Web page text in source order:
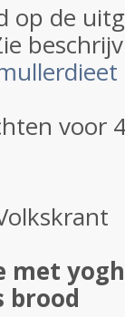
op de
voor
met
brood